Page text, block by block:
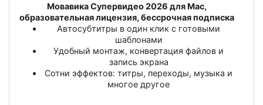
Мовавика Супервидео 2026 для Mac,
образовательная лицензия, бессрочная подписка
Автосубтитры в один клик с готовыми
шаблонами
Удобный монтаж, конвертация файлов и
запись экрана
Сотни эффектов: титры, переходы, музыка и
многое другое